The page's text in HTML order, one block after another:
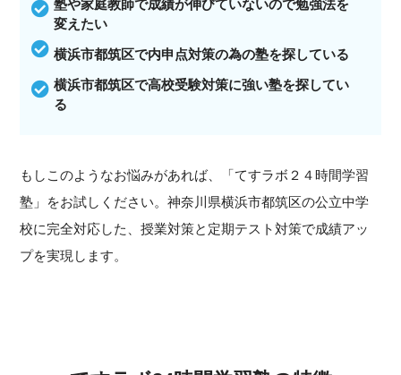
塾や家庭教師で成績が伸びていないので勉強法を
変えたい
横浜市都筑区で内申点対策の為の塾を探している
横浜市都筑区で高校受験対策に強い塾を探してい
る
もしこのようなお悩みがあれば、「てすラボ２４時間学習
塾」をお試しください。神奈川県横浜市都筑区の公立中学
校に完全対応した、授業対策と定期テスト対策で成績アッ
プを実現します。